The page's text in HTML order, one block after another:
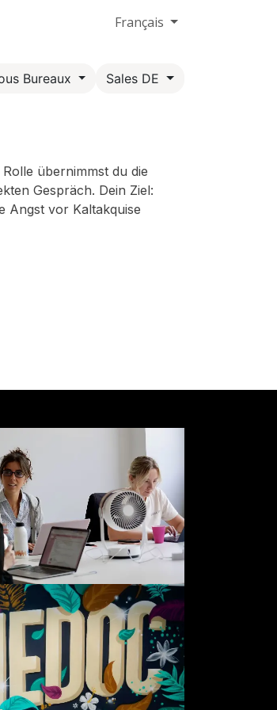
Français
Bureaux Sales DE
übernimmst du die
Gespräch. Dein Ziel:
Angst vor Kaltakquise